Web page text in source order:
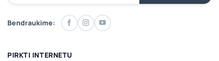
Bendraukime:
PIRKTI INTERNETU